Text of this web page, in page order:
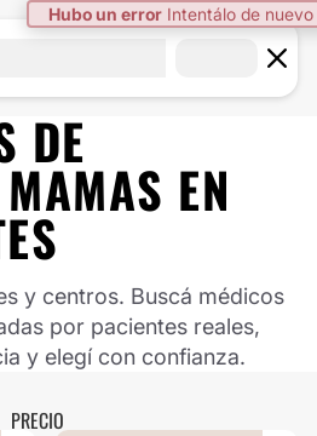
Hubo un error Intentálo de nuevo
DE
EN
y centros. Buscá médicos
por pacientes reales,
y elegí con confianza.
PRECIO